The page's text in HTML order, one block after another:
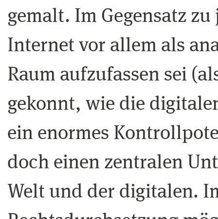
gemalt. Im Gegensatz
Internet vor allem als
Raum aufzufassen sei
gekonnt, wie die
ein enormes
doch einen zentralen
Welt und der digitalen.